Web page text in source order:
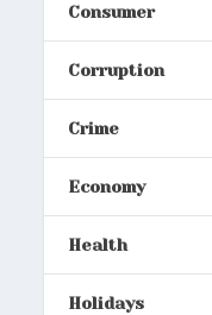
Consumer
Corruption
Crime
Economy
Health
Holidays